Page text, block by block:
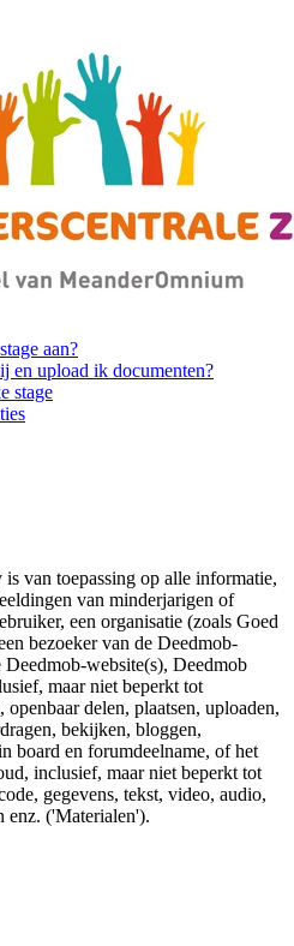
aan?
en upload ik documenten?
stage
van toepassing op alle informatie,
van minderjarigen of
een organisatie (zoals Goed
bezoeker van de Deedmob-
website(s), Deedmob
maar niet beperkt tot
delen, plaatsen, uploaden,
bekijken, bloggen,
board en forumdeelname, of het
inclusief, maar niet beperkt tot
gegevens, tekst, video, audio,
enz. ('Materialen').